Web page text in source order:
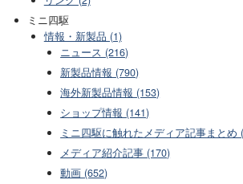
ミニ四駆
情報・新製品 (1)
ニュース (216)
新製品情報 (790)
海外新製品情報 (153)
ショップ情報 (141)
ミニ四駆に触れたメディア記事まとめ
メディア紹介記事 (170)
動画 (652)